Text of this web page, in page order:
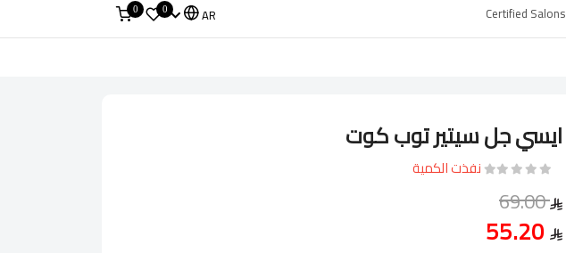
Certified Salons
AR
0
0
ايسي جل سيتير توب كوت
نفذت الكمية
69.00